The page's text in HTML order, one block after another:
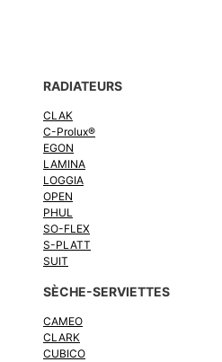
RADIATEURS
CLAK
C-Prolux®
EGON
LAMINA
LOGGIA
OPEN
PHUL
SO-FLEX
S-PLATT
SUIT
SÈCHE-SERVIETTES
CAMEO
CLARK
CUBICO